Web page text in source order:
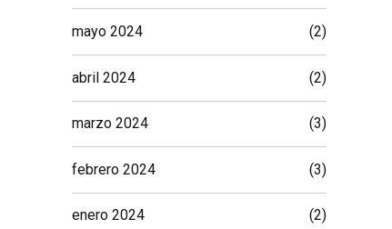
mayo 2024 (2)
abril 2024 (2)
marzo 2024 (3)
febrero 2024 (3)
enero 2024 (2)